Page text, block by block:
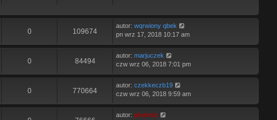
0 109674
autor: wqrwiony qbek
pn wrz 17, 2018 10:17 am
0 84494
autor: marjuczek
czw wrz 06, 2018 7:01 pm
0 770664
autor: czekkeczb19
czw wrz 06, 2018 9:59 am
autor: piotrniz